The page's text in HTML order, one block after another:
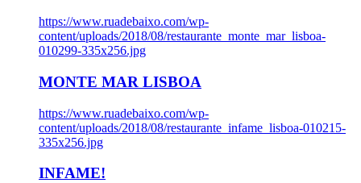
https://www.ruadebaixo.com/wp-
content/uploads/2018/08/restaurante_monte_mar_lisboa-
010299-335x256.jpg
MONTE MAR LISBOA
https://www.ruadebaixo.com/wp-
content/uploads/2018/08/restaurante_infame_lisboa-010215-
335x256.jpg
INFAME!